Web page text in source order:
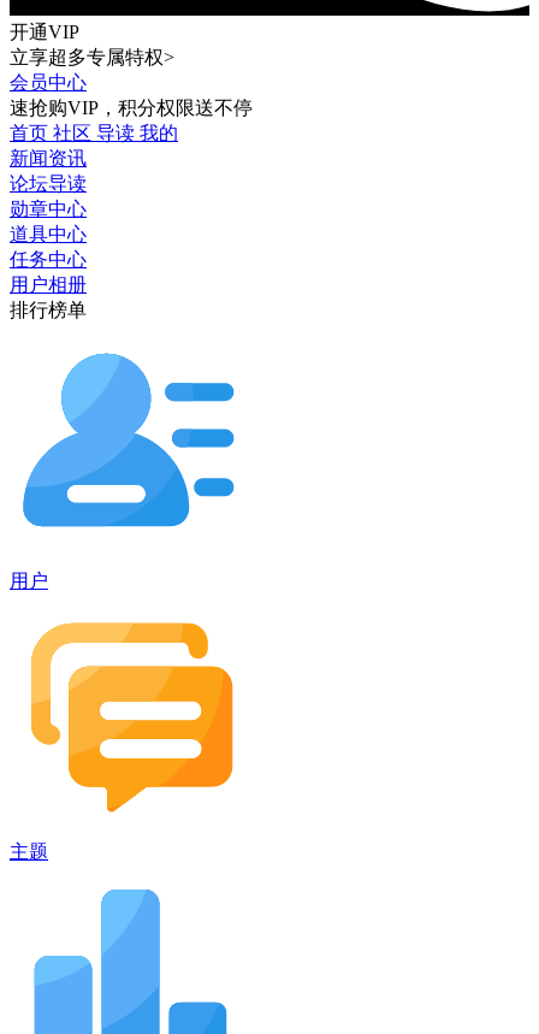
开通VIP
立享超多专属特权>
会员中心
速抢购VIP，积分权限送不停
首页 社区 导读 我的
新闻资讯
论坛导读
勋章中心
道具中心
任务中心
用户相册
排行榜单
用户
主题